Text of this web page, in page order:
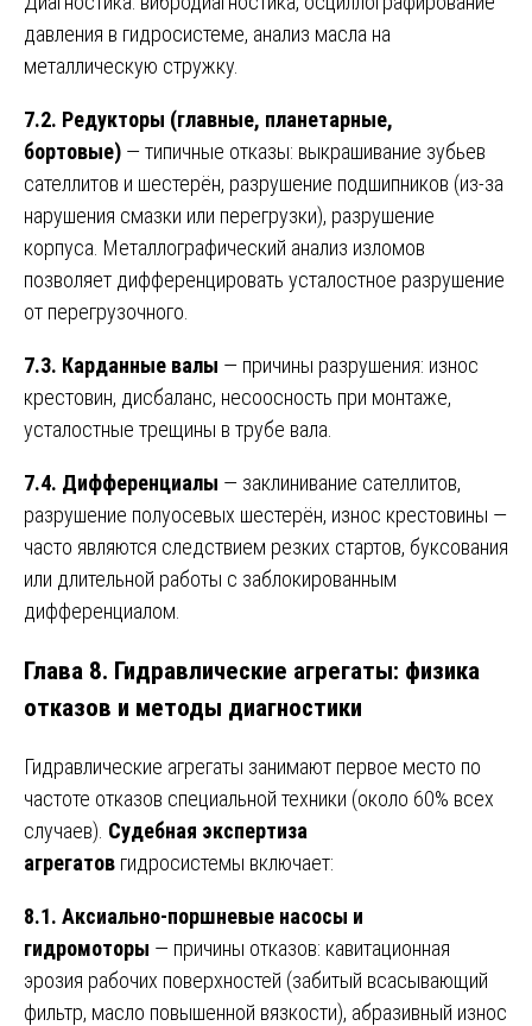
давления в гидросистеме, анализ масла на
металлическую стружку.
7.2. Редукторы (главные, планетарные,
бортовые) — типичные отказы: выкрашивание зубьев
сателлитов и шестерён, разрушение подшипников (из-за
нарушения смазки или перегрузки), разрушение
корпуса. Металлографический анализ изломов
позволяет дифференцировать усталостное разрушение
от перегрузочного.
7.3. Карданные валы — причины разрушения: износ
крестовин, дисбаланс, несоосность при монтаже,
усталостные трещины в трубе вала.
7.4. Дифференциалы — заклинивание сателлитов,
разрушение полуосевых шестерён, износ крестовины —
часто являются следствием резких стартов, буксования
или длительной работы с заблокированным
дифференциалом.
Глава 8. Гидравлические агрегаты: физика
отказов и методы диагностики
Гидравлические агрегаты занимают первое место по
частоте отказов специальной техники (около 60% всех
случаев). Судебная экспертиза
агрегатов гидросистемы включает:
8.1. Аксиально-поршневые насосы и
гидромоторы — причины отказов: кавитационная
эрозия рабочих поверхностей (забитый всасывающий
фильтр, масло повышенной вязкости), абразивный износ